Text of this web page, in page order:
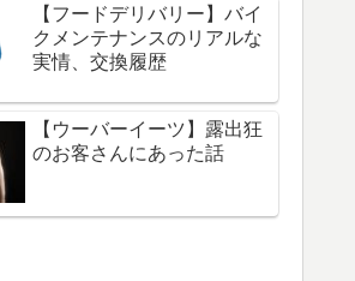
【フードデリバリー】バイ
クメンテナンスのリアルな
実情、交換履歴
【ウーバーイーツ】露出狂
のお客さんにあった話